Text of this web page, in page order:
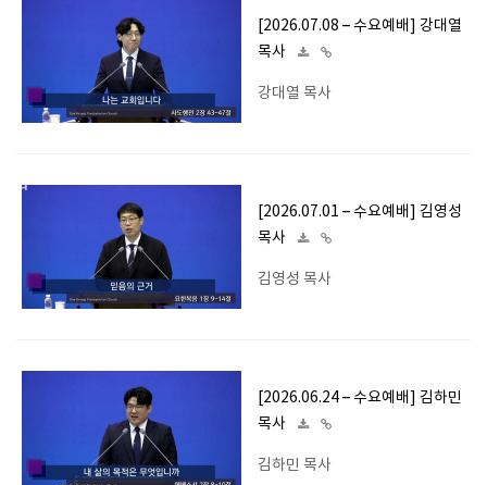
[2026.07.08 – 수요예배] 강대열
목사
강대열 목사
[2026.07.01 – 수요예배] 김영성
목사
김영성 목사
[2026.06.24 – 수요예배] 김하민
목사
김하민 목사